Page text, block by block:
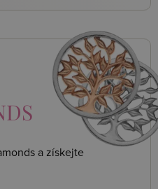
a získejte